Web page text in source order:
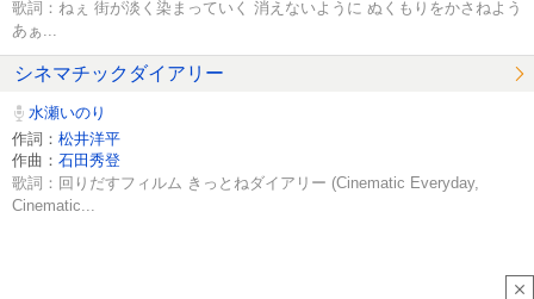
歌詞：ねぇ 街が淡く染まっていく 消えないように ぬくもりをかさねよう
あぁ...
シネマチックダイアリー
水瀬いのり
作詞： 松井洋平
作曲： 石田秀登
歌詞：回りだすフィルム きっとねダイアリー (Cinematic Everyday,
Cinematic...
close